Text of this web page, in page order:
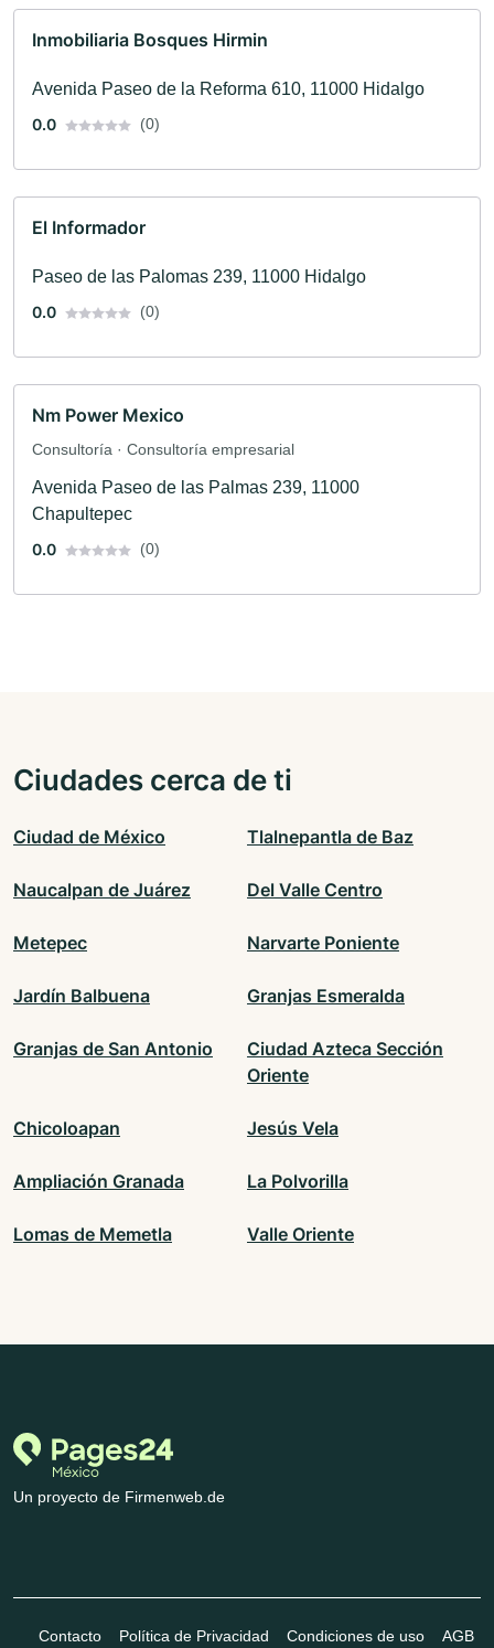
Inmobiliaria Bosques Hirmin
Avenida Paseo de la Reforma 610, 11000 Hidalgo
0.0
(0)
El Informador
Paseo de las Palomas 239, 11000 Hidalgo
0.0
(0)
Nm Power Mexico
Consultoría · Consultoría empresarial
Avenida Paseo de las Palmas 239, 11000
Chapultepec
0.0
(0)
Ciudades cerca de ti
Ciudad de México Tlalnepantla de Baz
Naucalpan de Juárez Del Valle Centro
Metepec Narvarte Poniente
Jardín Balbuena Granjas Esmeralda
Granjas de San Antonio
Ciudad Azteca Sección
Oriente
Chicoloapan Jesús Vela
Ampliación Granada La Polvorilla
Lomas de Memetla Valle Oriente
Un proyecto de Firmenweb.de
Contacto Política de Privacidad Condiciones de uso AGB